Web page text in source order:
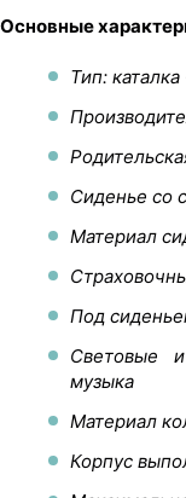
Основные
Тип:
Сиденье со
Материал
Под
Световые
музыка
Материал
Корпус